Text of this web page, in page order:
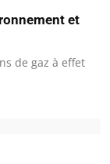
et
de gaz à effet